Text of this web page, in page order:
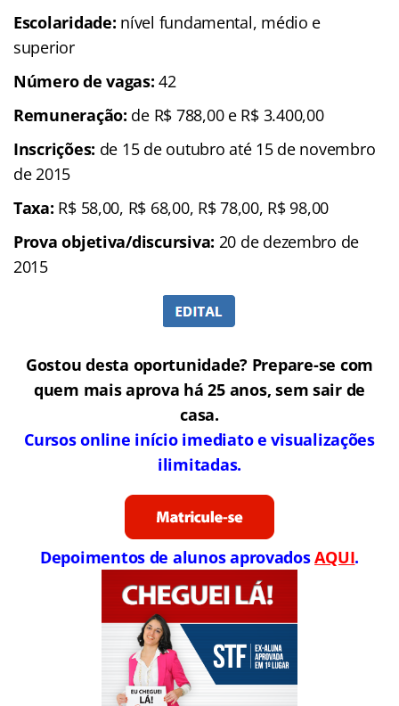
Escolaridade: nível fundamental, médio e
superior
Número de vagas: 42
Remuneração: de R$ 788,00 e R$ 3.400,00
Inscrições: de 15 de outubro até 15 de novembro
de 2015
Taxa: R$ 58,00, R$ 68,00, R$ 78,00, R$ 98,00
Prova objetiva/discursiva: 20 de dezembro de
2015
Gostou desta oportunidade? Prepare-se com
quem mais aprova há 25 anos, sem sair de
casa.
Cursos online início imediato e visualizações
ilimitadas.
Depoimentos de alunos aprovadosAQUI.